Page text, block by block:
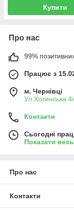
Купити
Про нас
99% позитивних
Працює з
м. Чернівці
Ул.Хотинська
Контакти
Сьогодні
Показати
Про нас
Контакти